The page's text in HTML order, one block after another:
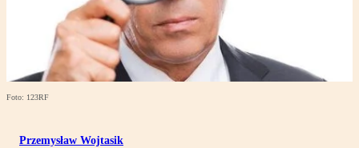
Foto: 123RF
Przemysław Wojtasik